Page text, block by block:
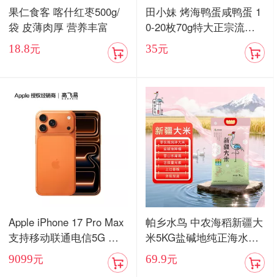
果仁食客 喀什红枣500g/
袋 皮薄肉厚 营养丰富
18.8元
田小妹 烤海鸭蛋咸鸭蛋 1
0-20枚70g特大正宗流油
烤海鸭蛋广东红树林整箱
包邮
35元
Apple iPhone 17 Pro Max
支持移动联通电信5G 双
卡双待手机【现货发售】
9099元
帕乡水鸟 中农海稻新疆大
米5KG盐碱地纯正海水稻
当季新米
69.9元